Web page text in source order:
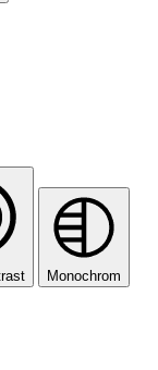
Monochrom